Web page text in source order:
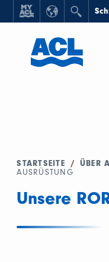
STARTSEITE / ÜBER
AUSRÜSTUNG
Unsere